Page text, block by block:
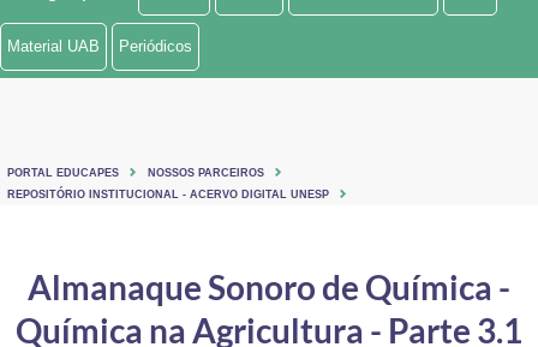
Ministério de Minas e Energia
Ministério do Turismo
Controladoria-Geral da União
Material UAB Periódicos
PORTAL EDUCAPES
NOSSOS PARCEIROS
REPOSITÓRIO INSTITUCIONAL - ACERVO DIGITAL UNESP
Almanaque Sonoro de Química -
Química na Agricultura - Parte 3.1